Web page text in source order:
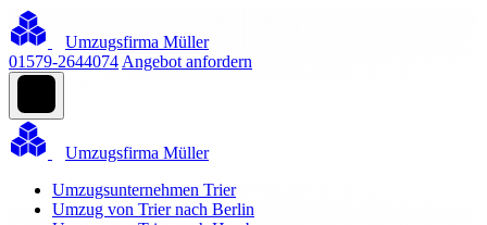
Umzugsfirma Müller
01579-2644074 Angebot anfordern
Umzugsfirma Müller
Umzugsunternehmen Trier
Umzug von Trier nach Berlin